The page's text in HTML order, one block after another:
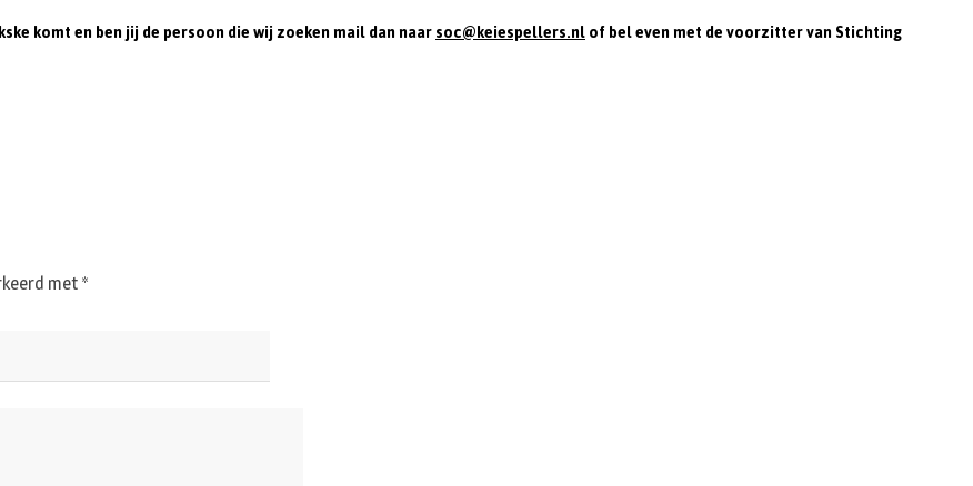
komt en ben jij de persoon die wij zoeken mail dan naarsoc@keiespellers.nlof bel even met de voorzitter van Stichting
met *